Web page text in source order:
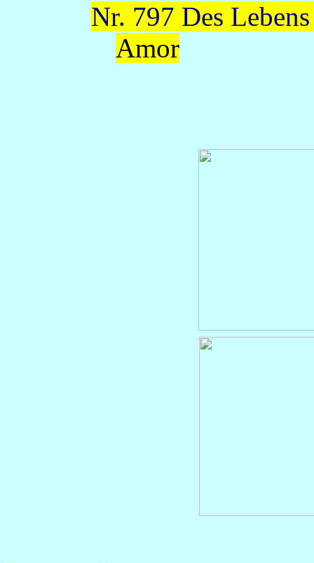
Nr. 797 Des
Amor